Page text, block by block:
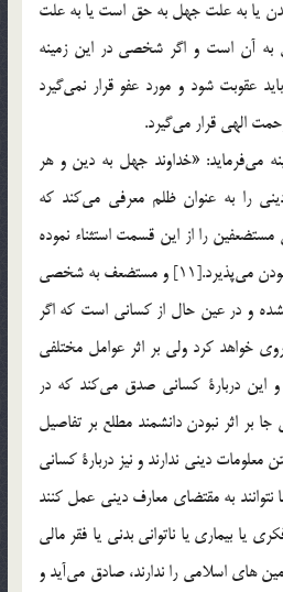
يا به علت جهل به حق است يا به علت
آن است و اگر شخصي در اين زمينه
عقوبت شود و مورد عفو قرار نمي‌گيرد
الهي قرار مي‌گيرد.
مي‌فرمايد: «خداوند جهل به دين و هر
ديني را به عنوان ظلم معرفي مي‌كند كه
را از اين قسمت استثناء نموده
و عذر آنان را به دليل مستضعف بودن مي‌پذيرد.[11] و مستضعف به شخصي
و در عين حال از كساني است كه اگر
خواهد كرد ولي بر اثر عوامل مختلفي
اين دربارة كساني صدق مي‌كند كه در
بر اثر نبودن دانشمند مطلع بر تفاصيل
معلومات ديني ندارند و نيز دربارة كساني
به مقتضاي معارف ديني عمل كنند
بيماري يا ناتواني بدني يا فقر مالي
هاي اسلامي را ندارند، صادق مي‌آيد و